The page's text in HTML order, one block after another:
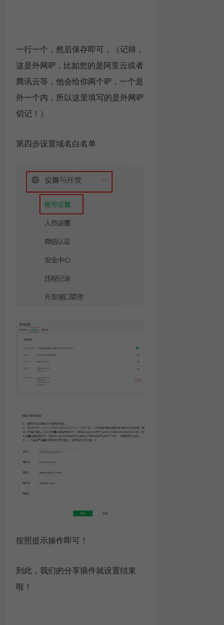
一行一个，然后保存即可，（记得，
这是外网IP，比如您的是阿里云或者
腾讯云等，他会给你两个IP，一个是
外一个内，所以这里填写的是外网IP
切记！）
第四步设置域名白名单
按照提示操作即可！
到此，我们的分享插件就设置结束
啦！